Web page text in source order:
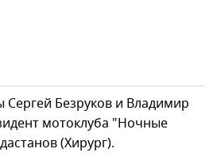
Сергей Безруков и Владимир
мотоклуба "Ночные
(Хирург).